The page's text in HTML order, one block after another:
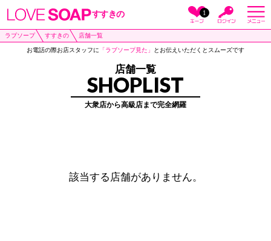
すすきの 1
ラブソープ すすきの 店舗一覧
お電話の際お店スタッフに 「ラブソープ見た」 とお伝えいただくとスムーズです
店舗一覧
SHOPLIST
大衆店から高級店まで完全網羅
該当する店舗がありません。